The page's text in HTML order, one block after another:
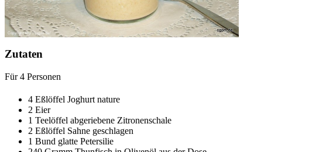
Zutaten
Für4 Personen
4 Eßlöffel Joghurt nature
2 Eier
1 Teelöffel abgeriebene Zitronenschale
2 Eßlöffel Sahne geschlagen
1 Bund glatte Petersilie